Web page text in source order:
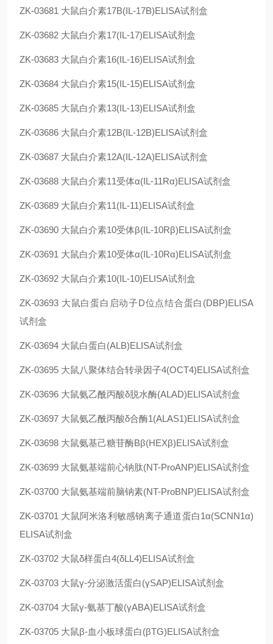
ZK-03681 大鼠白介素17B(IL-17B)ELISA试剂盒
ZK-03682 大鼠白介素17(IL-17)ELISA试剂盒
ZK-03683 大鼠白介素16(IL-16)ELISA试剂盒
ZK-03684 大鼠白介素15(IL-15)ELISA试剂盒
ZK-03685 大鼠白介素13(IL-13)ELISA试剂盒
ZK-03686 大鼠白介素12B(IL-12B)ELISA试剂盒
ZK-03687 大鼠白介素12A(IL-12A)ELISA试剂盒
ZK-03688 大鼠白介素11受体α(IL-11Rα)ELISA试剂盒
ZK-03689 大鼠白介素11(IL-11)ELISA试剂盒
ZK-03690 大鼠白介素10受体β(IL-10Rβ)ELISA试剂盒
ZK-03691 大鼠白介素10受体α(IL-10Rα)ELISA试剂盒
ZK-03692 大鼠白介素10(IL-10)ELISA试剂盒
ZK-03693 大鼠白蛋白启动子D位点结合蛋白(DBP)ELISA
试剂盒
ZK-03694 大鼠白蛋白(ALB)ELISA试剂盒
ZK-03695 大鼠八聚体结合转录因子4(OCT4)ELISA试剂盒
ZK-03696 大鼠氨乙酰丙酸δ脱水酶(ALAD)ELISA试剂盒
ZK-03697 大鼠氨乙酰丙酸δ合酶1(ALAS1)ELISA试剂盒
ZK-03698 大鼠氨基己糖苷酶Bβ(HEXβ)ELISA试剂盒
ZK-03699 大鼠氨基端前心钠肽(NT-ProANP)ELISA试剂盒
ZK-03700 大鼠氨基端前脑钠素(NT-ProBNP)ELISA试剂盒
ZK-03701 大鼠阿米洛利敏感钠离子通道蛋白1α(SCNN1α)
ELISA试剂盒
ZK-03702 大鼠δ样蛋白4(δLL4)ELISA试剂盒
ZK-03703 大鼠γ-分泌激活蛋白(γSAP)ELISA试剂盒
ZK-03704 大鼠γ-氨基丁酸(γABA)ELISA试剂盒
ZK-03705 大鼠β-血小板球蛋白(βTG)ELISA试剂盒